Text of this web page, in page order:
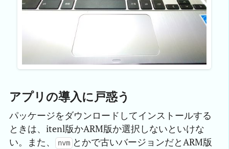
アプリの導入に戸惑う
パッケージをダウンロードしてインストールする
ときは、itenl版かARM版か選択しないといけな
い。また、
nvm とかで古いバージョンだとARM版